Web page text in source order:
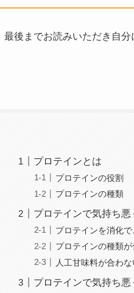
最後までお読みいただき自
プロテインとは
プロテインの役割
プロテインの種類
プロテインで気持ち悪
プロテインを消化
プロテインの種類
人工甘味料が合わな
プロテインで気持ち